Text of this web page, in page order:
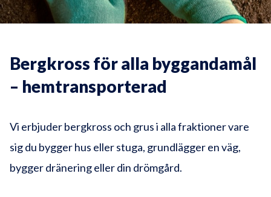
Bergkross för alla byggandamål
– hemtransporterad
Vi erbjuder bergkross och grus i alla fraktioner vare
sig du bygger hus eller stuga, grundlägger en väg,
bygger dränering eller din drömgård.